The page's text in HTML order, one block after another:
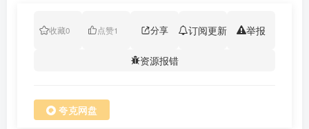
收藏0 点赞1 分享 订阅更新 举报
资源报错
夸克网盘